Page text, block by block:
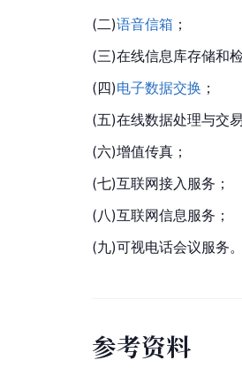
(二)语音信箱 ；
(三)在线信息库存储和
(四)电子数据交换 ；
(五)在线数据处理与交
(六)增值传真 ；
(七)互联网接入服务；
(八)互联网信息服务；
(九)可视电话会议服务
参考资料